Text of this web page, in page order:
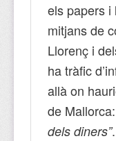
els papers i
mitjans de
Llorenç i
ha tràfic
allà on
de Mallorca:
dels diners”.